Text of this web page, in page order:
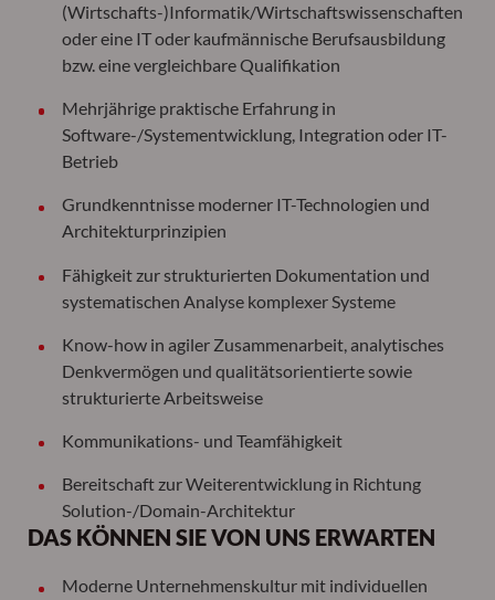
(Wirtschafts-)Informatik/Wirtschaftswissenschaften
oder eine IT oder kaufmännische Berufsausbildung
bzw. eine vergleichbare Qualifikation
Mehrjährige praktische Erfahrung in
Software-/Systementwicklung, Integration oder IT-
Betrieb
Grundkenntnisse moderner IT-Technologien und
Architekturprinzipien
Fähigkeit zur strukturierten Dokumentation und
systematischen Analyse komplexer Systeme
Know-how in agiler Zusammenarbeit, analytisches
Denkvermögen und qualitätsorientierte sowie
strukturierte Arbeitsweise
Kommunikations- und Teamfähigkeit
Bereitschaft zur Weiterentwicklung in Richtung
Solution-/Domain-Architektur
DAS KÖNNEN SIE VON UNS ERWARTEN
Moderne Unternehmenskultur mit individuellen